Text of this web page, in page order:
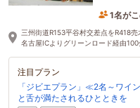
1時間
三州街道R153平谷村交差点をR418
名古屋ICよりグリーンロード経由100
注目プラン
「ジビエプラン」≪2名～ワイ
と舌が満たされるひとときを